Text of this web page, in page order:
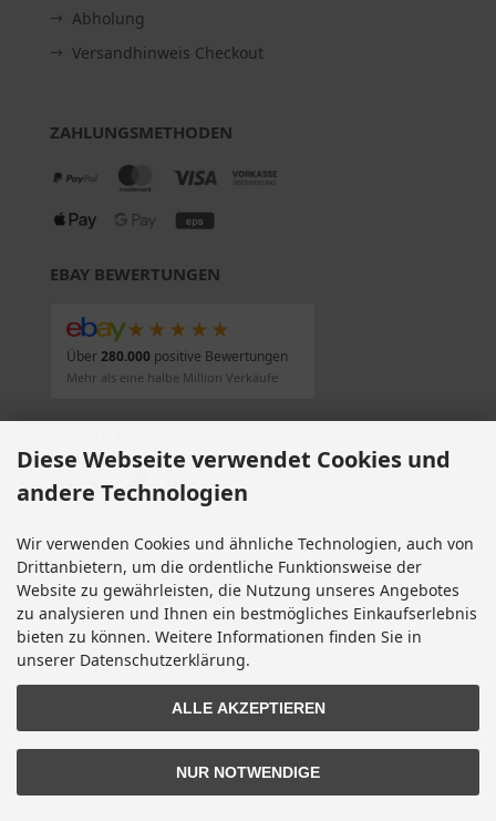
Abholung
Versandhinweis Checkout
ZAHLUNGSMETHODEN
EBAY BEWERTUNGEN
★★★★★
Über280.000positive Bewertungen
Mehr als eine halbe Million Verkäufe
Alle Preise inkl. gesetzl. MwSt. zzgl. Versandkosten . Die durchgestrichenen Preise
entsprechen dem bisherigen Preis bei Motorradteile & Motorrad Ersatzteile.
Motorradteile & Motorrad Ersatzteile © 2026 | Template © 2009-2026 by modified
eCommerce Shopsoftware
modified eCommerce Shopsoftware © 2009-2026
Diese Webseite verwendet Cookies und
andere Technologien
Wir verwenden Cookies und ähnliche Technologien, auch von
Drittanbietern, um die ordentliche Funktionsweise der
Website zu gewährleisten, die Nutzung unseres Angebotes
zu analysieren und Ihnen ein bestmögliches Einkaufserlebnis
bieten zu können. Weitere Informationen finden Sie in
unserer Datenschutzerklärung.
ALLE AKZEPTIEREN
NUR NOTWENDIGE